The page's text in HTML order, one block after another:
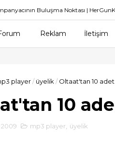
Buluşma Noktası |
Reklam İletişim
player/ üyelik / Oltaat'tan 10
10
2009 mp3 player üyelik